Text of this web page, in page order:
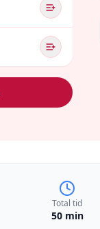
Total tid
50 min